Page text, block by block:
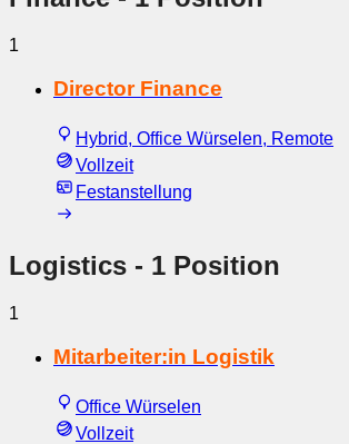
1
Director Finance
Hybrid, Office Würselen, Remote
Vollzeit
Festanstellung
Logistics - 1 Position
1
Mitarbeiter:in Logistik
Office Würselen
Vollzeit